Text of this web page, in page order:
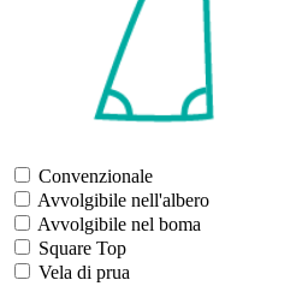
Convenzionale
Avvolgibile nell'albero
Avvolgibile nel boma
Square Top
Vela di prua